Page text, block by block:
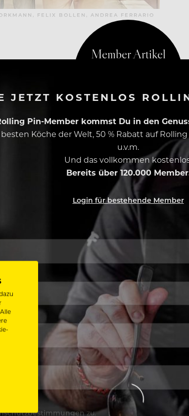
FELIX BOLLEN, ANDREA FERRARIO
JETZT KOSTENLOS
Pin-Member kommst Du in den
Köche der Welt, 50 % Rabatt auf
u.v.m.
Und das vollkommen
Bereits über 120.000
Login für bestehende Member
zu.